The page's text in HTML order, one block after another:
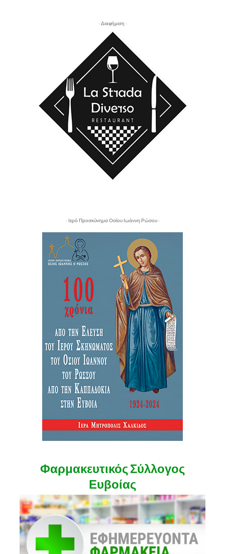
- Διαφήμιση -
- Ιερό Προσκύνημα Οσίου Ιωάννη Ρώσου -
Φαρμακευτικός Σύλλογος
Ευβοίας